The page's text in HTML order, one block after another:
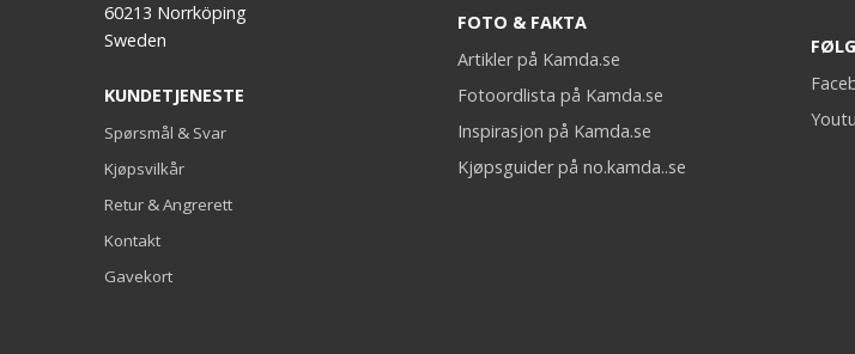
60213 Norrköping
Sweden
KUNDETJENESTE
Spørsmål & Svar
Kjøpsvilkår
Retur & Angrerett
Kontakt
Gavekort
FOTO & FAKTA
Artikler på Kamda.se
Fotoordlista på Kamda.se
Inspirasjon på Kamda.se
Kjøpsguider på no.kamda..se